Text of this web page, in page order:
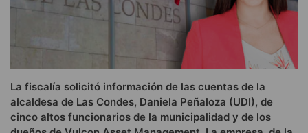
La fiscalía solicitó información de las cuentas de la
alcaldesa de Las Condes, Daniela Peñaloza (UDI), de
cinco altos funcionarios de la municipalidad y de los